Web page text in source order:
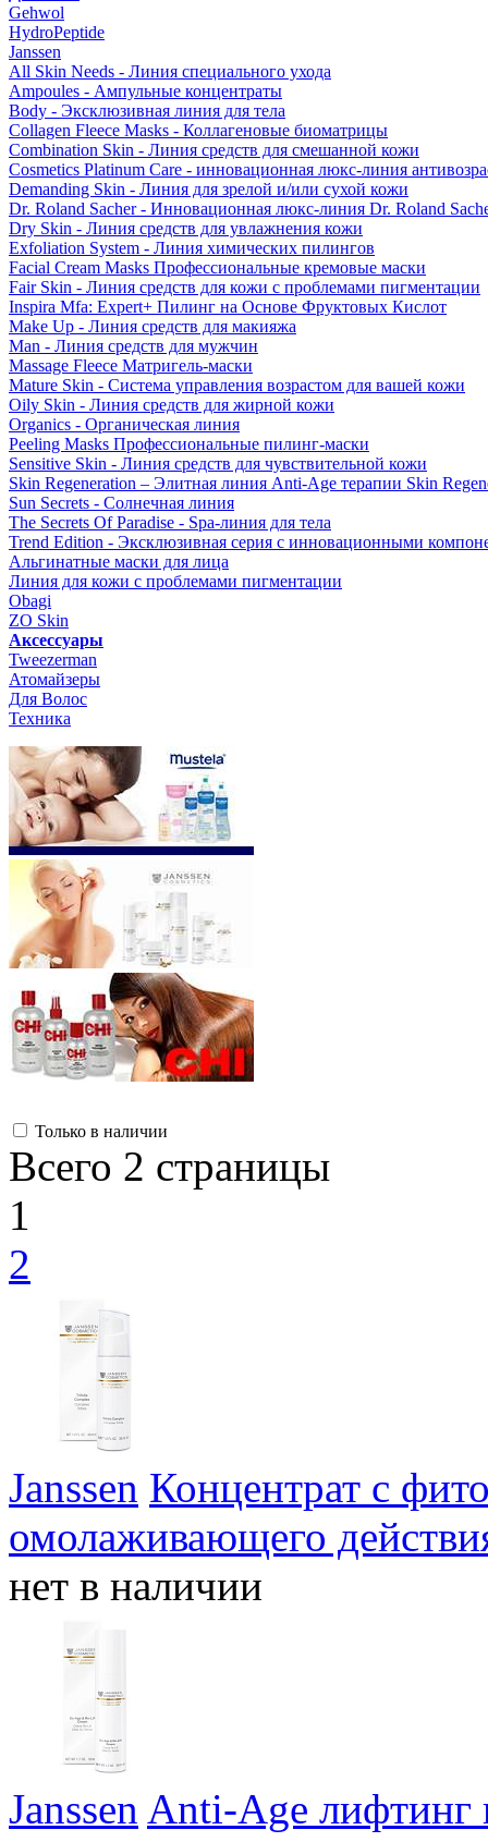
Gehwol
HydroPeptide
Janssen
All Skin Needs - Линия специального ухода
Ampoules - Ампульные концентраты
Body - Эксклюзивная линия для тела
Collagen Fleece Masks - Коллагеновые биоматрицы
Combination Skin - Линия средств для смешанной кожи
Cosmetics Platinum Care - инновационная люкс-линия
Demanding Skin - Линия для зрелой и/или сухой кожи
Dr. Roland Sacher - Инновационная люкс-линия Dr. Roland
Dry Skin - Линия средств для увлажнения кожи
Exfoliation System - Линия химических пилингов
Facial Cream Masks Профессиональные кремовые маски
Fair Skin - Линия средств для кожи с проблемами пигментации
Inspira Mfa: Expert+ Пилинг на Основе Фруктовых Кислот
Make Up - Линия средств для макияжа
Man - Линия средств для мужчин
Massage Fleece Матригель-маски
Mature Skin - Система управления возрастом для вашей кожи
Oily Skin - Линия средств для жирной кожи
Organics - Органическая линия
Peeling Masks Профессиональные пилинг-маски
Sensitive Skin - Линия средств для чувствительной кожи
Skin Regeneration – Элитная линия Anti-Age терапии Skin
Sun Secrets - Солнечная линия
The Secrets Of Paradise - Spa-линия для тела
Trend Edition - Эксклюзивная серия с инновационными
Альгинатные маски для лица
Линия для кожи с проблемами пигментации
Obagi
ZO Skin
Aксессуары
Tweezerman
Атомайзеры
Для Волос
Техника
Только в наличии
Всего 2 страницы
1
2
Janssen Концентрат с
омолаживающего
нет в наличии
Janssen Anti-Age лифтинг